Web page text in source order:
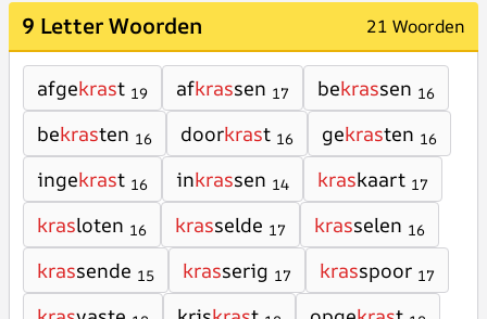
9 Letter Woorden 21 Woorden
afgekrast 19 afkrassen 17 bekrassen 16
bekrasten 16 doorkrast 16 gekrasten 16
ingekrast 16 inkrassen 14 kraskaart 17
krasloten 16 krasselde 17 krasselen 16
krassende 15 krasserig 17 krasspoor 17